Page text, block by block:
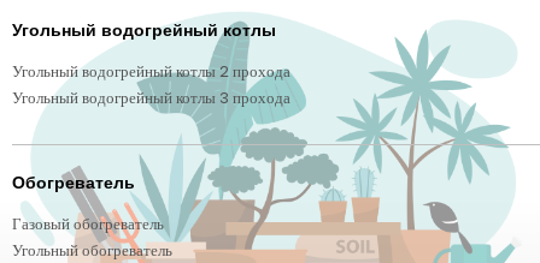
Угольный водогрейный котлы
Угольный водогрейный котлы 2 прохода
Угольный водогрейный котлы 3 прохода
Обогреватель
Газовый обогреватель
Угольный обогреватель